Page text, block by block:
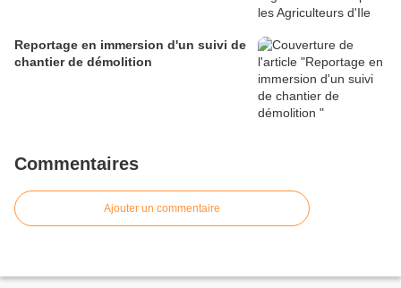
Reportage en immersion d'un suivi de
chantier de démolition
Commentaires
Ajouter un commentaire